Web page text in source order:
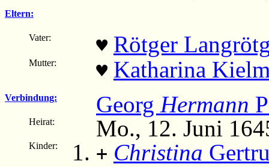
Eltern:
Vater: ♥ Rötger
Mutter: ♥ Katharina
Verbindung: Georg Hermann
Heirat: Mo., 12. Juni
Kinder: + Christina